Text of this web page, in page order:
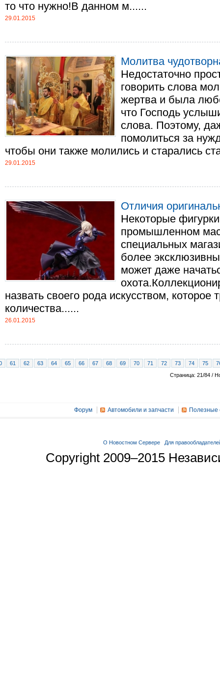
то что нужно!В данном м......
29.01.2015
Молитва
Недостаточно
говорить слова
жертва и была
что Господь
слова. Поэтому,
помолиться за
чтобы они также молились и старались
29.01.2015
Отличия
Некоторые
промышленном
специальных
более
может даже
назвать своего рода искусством, которое
количества......
26.01.2015
61 62 63 64 65 66 67 68 69 70 71 72 73 74 75
Страница: 21/84 /
Форум Автомобили и запчасти Полезные
О Новостном Сервере Для
Copyright 2009–2015